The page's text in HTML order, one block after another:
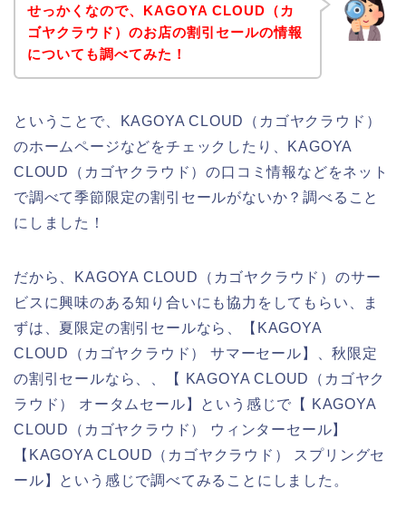
せっかくなので、KAGOYA CLOUD（カ
ゴヤクラウド）のお店の割引セールの情報
についても調べてみた！
ということで、KAGOYA CLOUD（カゴヤクラウド）
のホームページなどをチェックしたり、KAGOYA
CLOUD（カゴヤクラウド）の口コミ情報などをネット
で調べて季節限定の割引セールがないか？調べること
にしました！
だから、KAGOYA CLOUD（カゴヤクラウド）のサー
ビスに興味のある知り合いにも協力をしてもらい、ま
ずは、夏限定の割引セールなら、【KAGOYA
CLOUD（カゴヤクラウド） サマーセール】、秋限定
の割引セールなら、、【 KAGOYA CLOUD（カゴヤク
ラウド） オータムセール】という感じで【 KAGOYA
CLOUD（カゴヤクラウド） ウィンターセール】
【KAGOYA CLOUD（カゴヤクラウド） スプリングセ
ール】という感じで調べてみることにしました。